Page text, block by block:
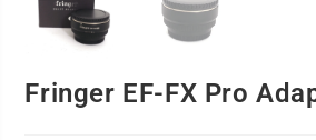
Fringer EF-FX Pro